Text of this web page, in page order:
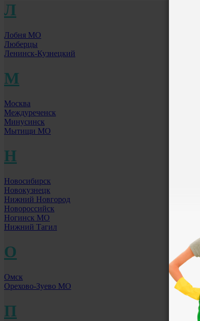
Л
Лобня МО
Люберцы
Ленинск-Кузнецкий
М
Москва
Междуреченск
Минусинск
Мытищи МО
Н
Новосибирск
Новокузнецк
Нижний Новгород
Новороссийск
Ногинск МО
Нижний Тагил
О
Омск
Орехово-Зуево МО
П